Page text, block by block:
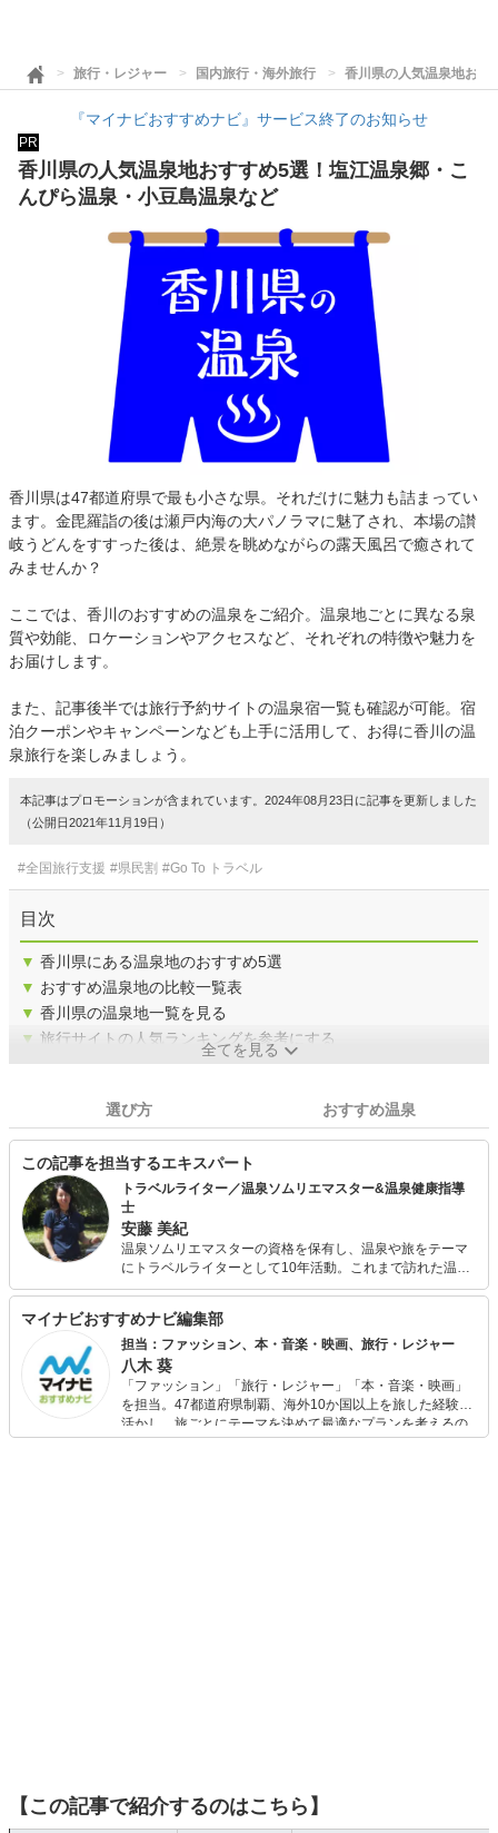
旅行・レジャー 国内旅行・海外旅行 香川県の人気温泉地おす
『マイナビおすすめナビ』サービス終了のお知らせ
PR
香川県の人気温泉地おすすめ5選！塩江温泉郷・こ
んぴら温泉・小豆島温泉など
香川県は47都道府県で最も小さな県。それだけに魅力も詰まってい
ます。金毘羅詣の後は瀬戸内海の大パノラマに魅了され、本場の讃
岐うどんをすすった後は、絶景を眺めながらの露天風呂で癒されて
みませんか？
ここでは、香川のおすすめの温泉をご紹介。温泉地ごとに異なる泉
質や効能、ロケーションやアクセスなど、それぞれの特徴や魅力を
お届けします。
また、記事後半では旅行予約サイトの温泉宿一覧も確認が可能。宿
泊クーポンやキャンペーンなども上手に活用して、お得に香川の温
泉旅行を楽しみましょう。
本記事はプロモーションが含まれています。2024年08月23日に記事を更新しました
（公開日2021年11月19日）
#全国旅行支援 #県民割 #Go To トラベル
目次
▼ 香川県にある温泉地のおすすめ5選
▼ おすすめ温泉地の比較一覧表
▼ 香川県の温泉地一覧を見る
▼ 旅行サイトの人気ランキングを参考にする
全てを見る
選び方 おすすめ温泉
この記事を担当するエキスパート
トラベルライター／温泉ソムリエマスター&温泉健康指導
士
安藤 美紀
温泉ソムリエマスターの資格を保有し、温泉や旅をテーマ
にトラベルライターとして10年活動。これまで訪れた温泉
宿は約250軒、執筆記事数はトータルで800を超える。さら
家でも入浴剤や入浴法を研究しながら温泉気分を楽しんで
いる。
マイナビおすすめナビ編集部
担当：ファッション、本・音楽・映画、旅行・レジャー
八木 葵
「ファッション」「旅行・レジャー」「本・音楽・映画」
を担当。47都道府県制覇、海外10か国以上を旅した経験を
活かし、旅ごとにテーマを決めて最適なプランを考えるの
が得意。また、アパレルショップでの販売経験もあり。誰
【この記事で紹介するのはこちら】